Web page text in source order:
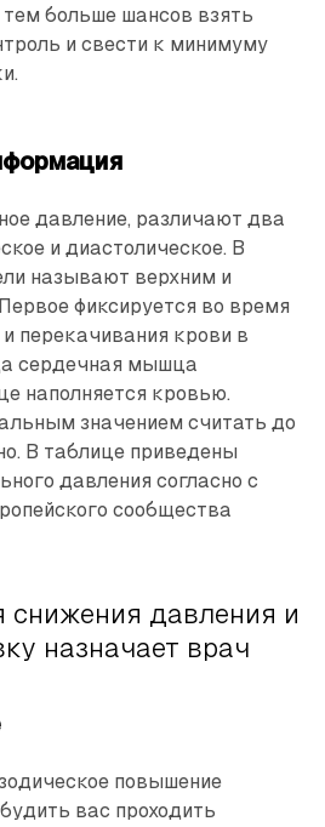
больше шансов взять
и свести к минимуму
давление, различают два
и диастолическое. В
называют верхним и
фиксируется во время
перекачивания крови в
сердечная мышца
наполняется кровью.
значением считать до
В таблице приведены
давления согласно с
сообщества
снижения давления и
назначает врач
повышение
вас проходить